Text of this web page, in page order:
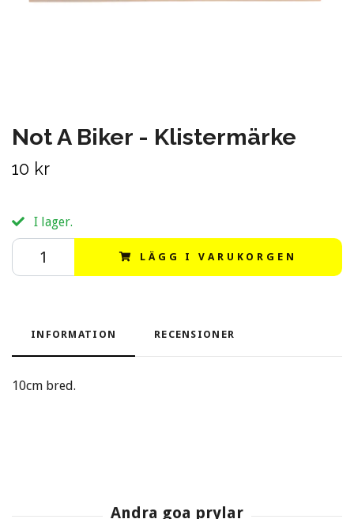
Not A Biker - Klistermärke
10 kr
I lager.
LÄGG I VARUKORGEN
INFORMATION RECENSIONER
10cm bred.